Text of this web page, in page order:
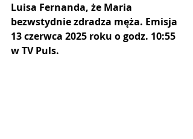
Luisa Fernanda, że Maria
bezwstydnie zdradza męża. Emisja
13 czerwca 2025 roku o godz. 10:55
w TV Puls.